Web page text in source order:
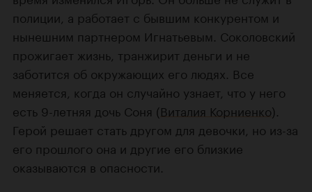
полиции, а работает с бывшим конкурентом и
нынешним партнером Игнатьевым. Соколовский
прожигает жизнь, транжирит деньги и не
заботится об окружающих его людях. Все
меняется, когда он случайно узнает, что у него
есть 9-летняя дочь Соня (Виталия Корниенко).
Герой решает стать другом для девочки, но из-за
его прошлого она и другие его близкие
оказываются в опасности.